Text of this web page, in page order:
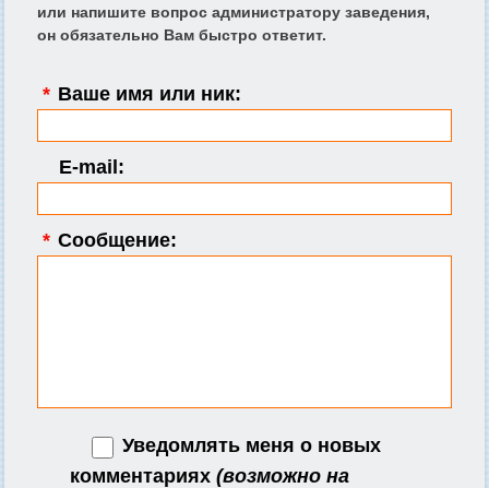
или напишите вопрос администратору заведения,
он обязательно Вам быстро ответит.
* Ваше имя или ник:
E-mail:
* Сообщение:
Уведомлять меня о новых
комментариях (возможно на